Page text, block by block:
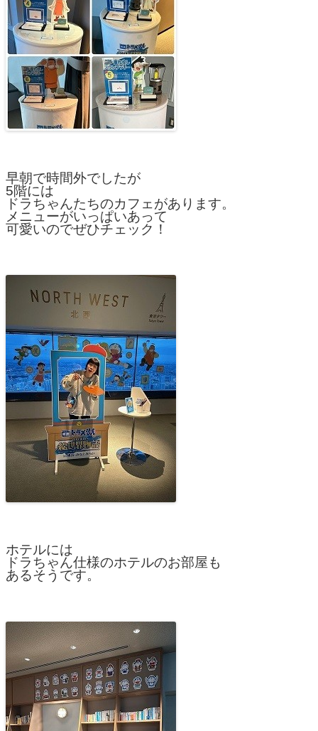
早朝で時間外でしたが
5階には
ドラちゃんたちのカフェがあります。
メニューがいっぱいあって
可愛いのでぜひチェック！
ホテルには
ドラちゃん仕様のホテルのお部屋も
あるそうです。